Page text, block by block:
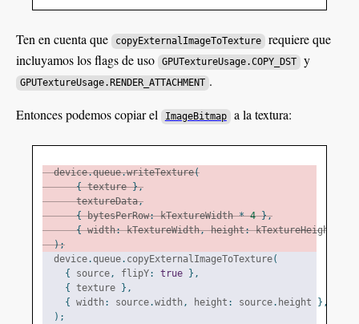
Ten en cuenta que copyExternalImageToTexture requiere que
incluyamos los flags de uso
GPUTextureUsage.COPY_DST y
GPUTextureUsage.RENDER_ATTACHMENT .
Entonces podemos copiar el
ImageBitmap a la textura:
  device
.queue.writeTexture(
{ texture },
      textureData
,
{ bytesPerRow: kTextureWidth * 4 },
{ width: kTextureWidth, height: kTextureHeight
);
  device
.queue. copyExternalImageToTexture(
{
source, flipY: true
},
{
texture
},
{
width : source.width , height : source. height
},
);